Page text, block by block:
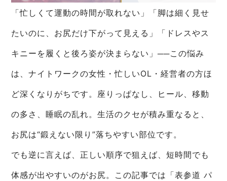
「忙しくて運動の時間が取れない」「脚は細く見せ
たいのに、お尻だけ下がって見える」「ドレスやス
キニーを履くと後ろ姿が決まらない」──この悩み
は、ナイトワークの女性・忙しいOL・経営者の方ほ
ど深くなりがちです。座りっぱなし、ヒール、移動
の多さ、睡眠の乱れ。生活のクセが積み重なると、
お尻は“鍛えない限り”落ちやすい部位です。
でも逆に言えば、正しい順序で狙えば、短時間でも
体感が出やすいのがお尻。この記事では「表参道 パ